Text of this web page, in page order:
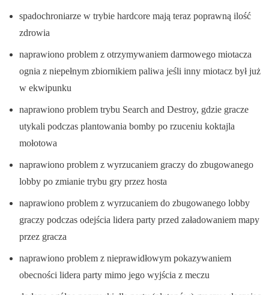
spadochroniarze w trybie hardcore mają teraz poprawną ilość
zdrowia
naprawiono problem z otrzymywaniem darmowego miotacza
ognia z niepełnym zbiornikiem paliwa jeśli inny miotacz był już
w ekwipunku
naprawiono problem trybu Search and Destroy, gdzie gracze
utykali podczas plantowania bomby po rzuceniu koktajla
mołotowa
naprawiono problem z wyrzucaniem graczy do zbugowanego
lobby po zmianie trybu gry przez hosta
naprawiono problem z wyrzucaniem do zbugowanego lobby
graczy podczas odejścia lidera party przed załadowaniem mapy
przez gracza
naprawiono problem z nieprawidłowym pokazywaniem
obecności lidera party mimo jego wyjścia z meczu